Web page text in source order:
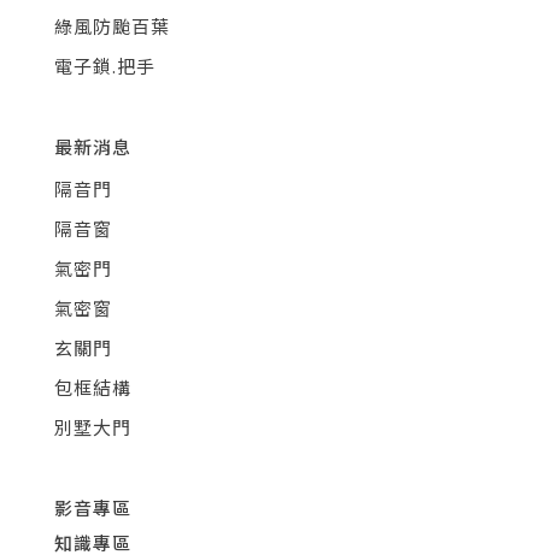
綠風防颱百葉
電子鎖.把手
最新消息
隔音門
隔音窗
氣密門
氣密窗
玄關門
包框結構
別墅大門
影音專區
知識專區